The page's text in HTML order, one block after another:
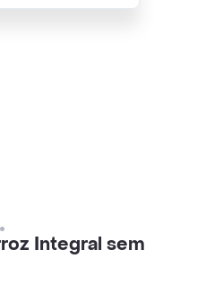
Integral sem